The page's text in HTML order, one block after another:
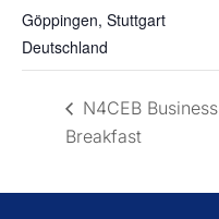
Göppingen, Stuttgart
Deutschland
N4CEB Business
Breakfast